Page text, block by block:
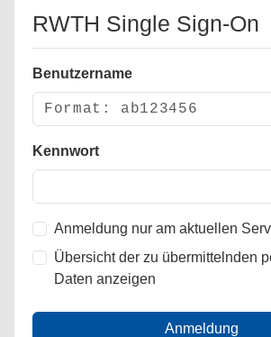
RWTH Single Sign-On
Benutzername
Kennwort
Anmeldung nur am aktuellen
Übersicht der zu übermittelnden
Daten anzeigen
Anmeldung